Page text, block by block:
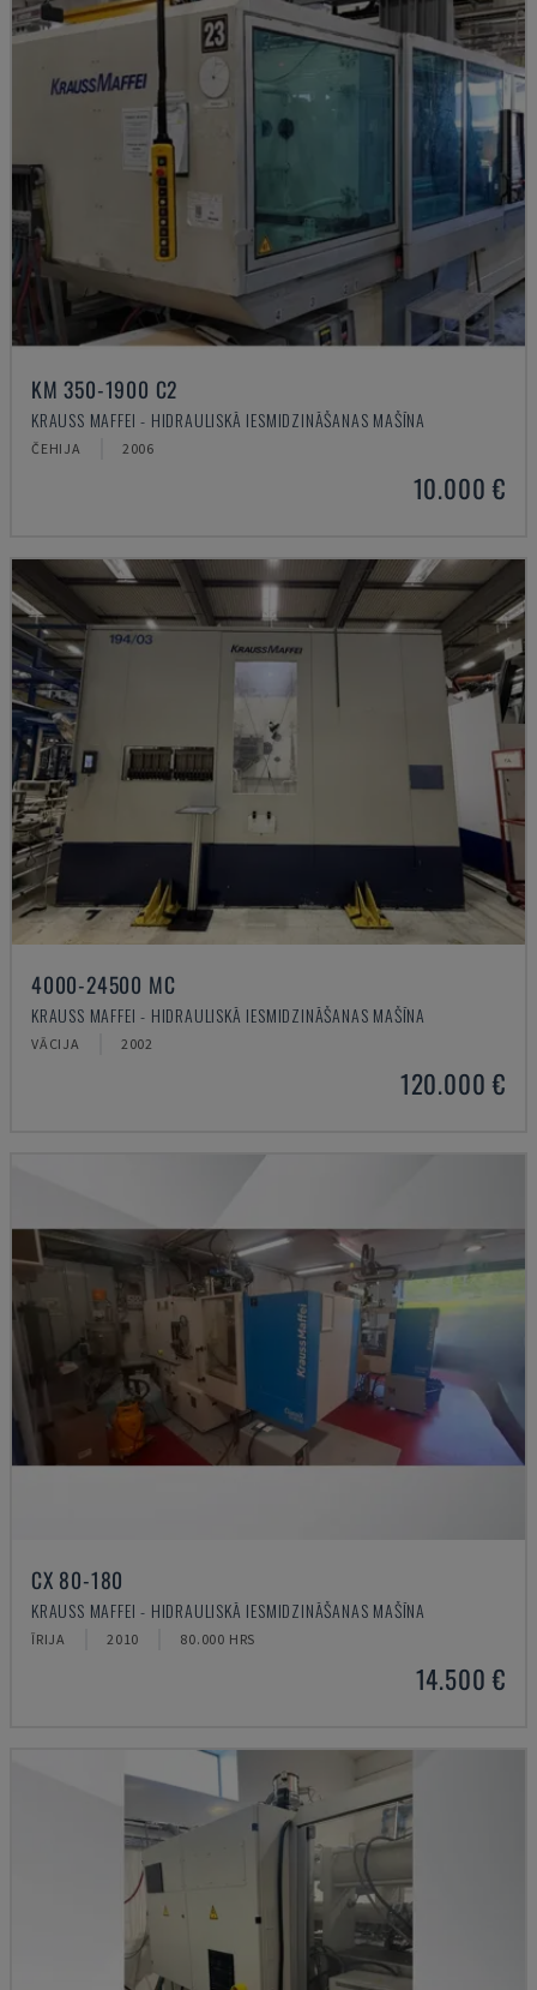
KM 350-1900 C2
KRAUSS MAFFEI - HIDRAULISKĀ IESMIDZINĀŠANAS MAŠĪNA
ČEHIJA 2006
10.000 €
4000-24500 MC
KRAUSS MAFFEI - HIDRAULISKĀ IESMIDZINĀŠANAS MAŠĪNA
VĀCIJA 2002
120.000 €
CX 80-180
KRAUSS MAFFEI - HIDRAULISKĀ IESMIDZINĀŠANAS MAŠĪNA
ĪRIJA 2010 80.000 HRS
14.500 €